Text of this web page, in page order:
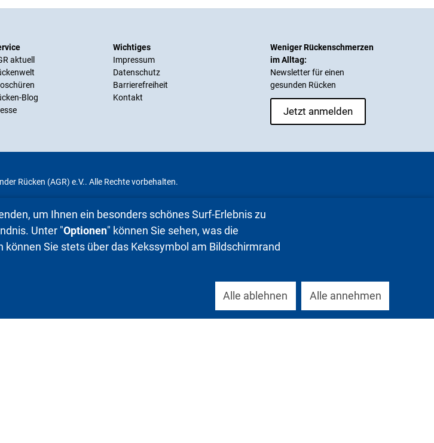
aktuell
Blog
Wichtiges
Impressum
Datenschutz
Barrierefreiheit
Kontakt
Weniger Rückenschmerzen
im Alltag:
Newsletter für einen
gesunden Rücken
Jetzt anmelden
Rücken (AGR) e.V.. Alle Rechte vorbehalten.
um Ihnen ein besonders schönes Surf-Erlebnis zu
Unter "Optionen" können Sie sehen, was die
Sie stets über das Kekssymbol am Bildschirmrand
Alle ablehnen Alle annehmen